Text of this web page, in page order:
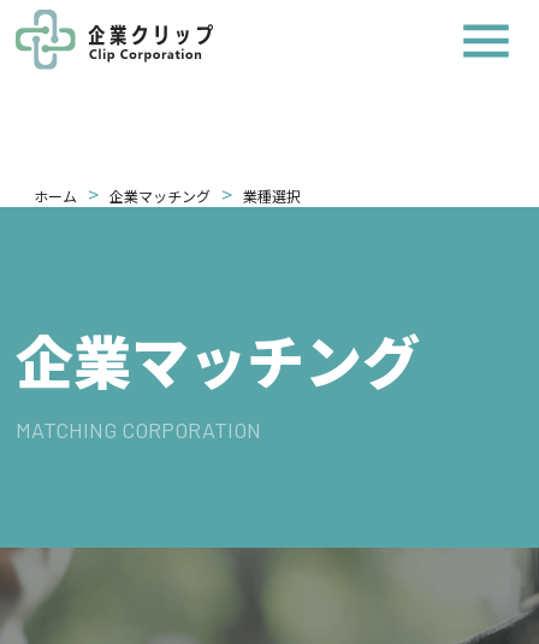
ホーム > 企業マッチング > 業種選択
企業マッチング
MATCHING CORPORATION